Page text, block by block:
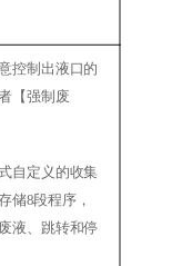
控制出液口的
【强制废
自定义的收集
储8段程序，
液、跳转和停